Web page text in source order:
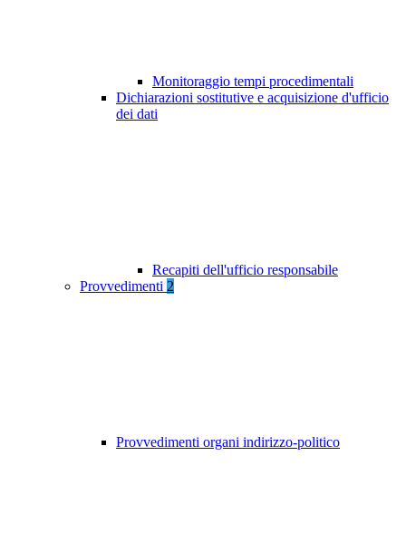
Monitoraggio tempi procedimentali
Dichiarazioni sostitutive e acquisizione d'ufficio
dei dati
Recapiti dell'ufficio responsabile
Provvedimenti 2
Provvedimenti organi indirizzo-politico